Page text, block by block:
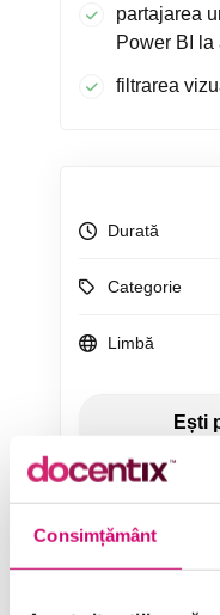
Consimțământ
partajarea
Power BI
filtrarea
Durată
Categorie
Limbă